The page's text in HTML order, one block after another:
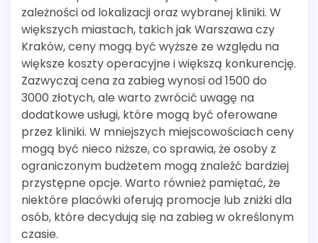
zależności od lokalizacji oraz wybranej kliniki. W
większych miastach, takich jak Warszawa czy
Kraków, ceny mogą być wyższe ze względu na
większe koszty operacyjne i większą konkurencję.
Zazwyczaj cena za zabieg wynosi od 1500 do
3000 złotych, ale warto zwrócić uwagę na
dodatkowe usługi, które mogą być oferowane
przez kliniki. W mniejszych miejscowościach ceny
mogą być nieco niższe, co sprawia, że osoby z
ograniczonym budżetem mogą znaleźć bardziej
przystępne opcje. Warto również pamiętać, że
niektóre placówki oferują promocje lub zniżki dla
osób, które decydują się na zabieg w określonym
czasie.